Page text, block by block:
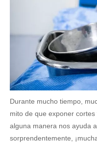
Durante mucho tiempo,
mito de que exponer
alguna manera nos ayuda
sorprendentemente,